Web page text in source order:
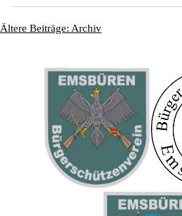
Ältere Beiträge: Archiv